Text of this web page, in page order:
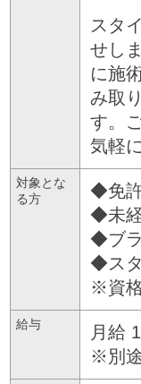
スタ
せし
に施
み取
す。
気軽
対象とな
る方
◆免
◆未
◆ブ
◆ス
※資
給与
月給
※別